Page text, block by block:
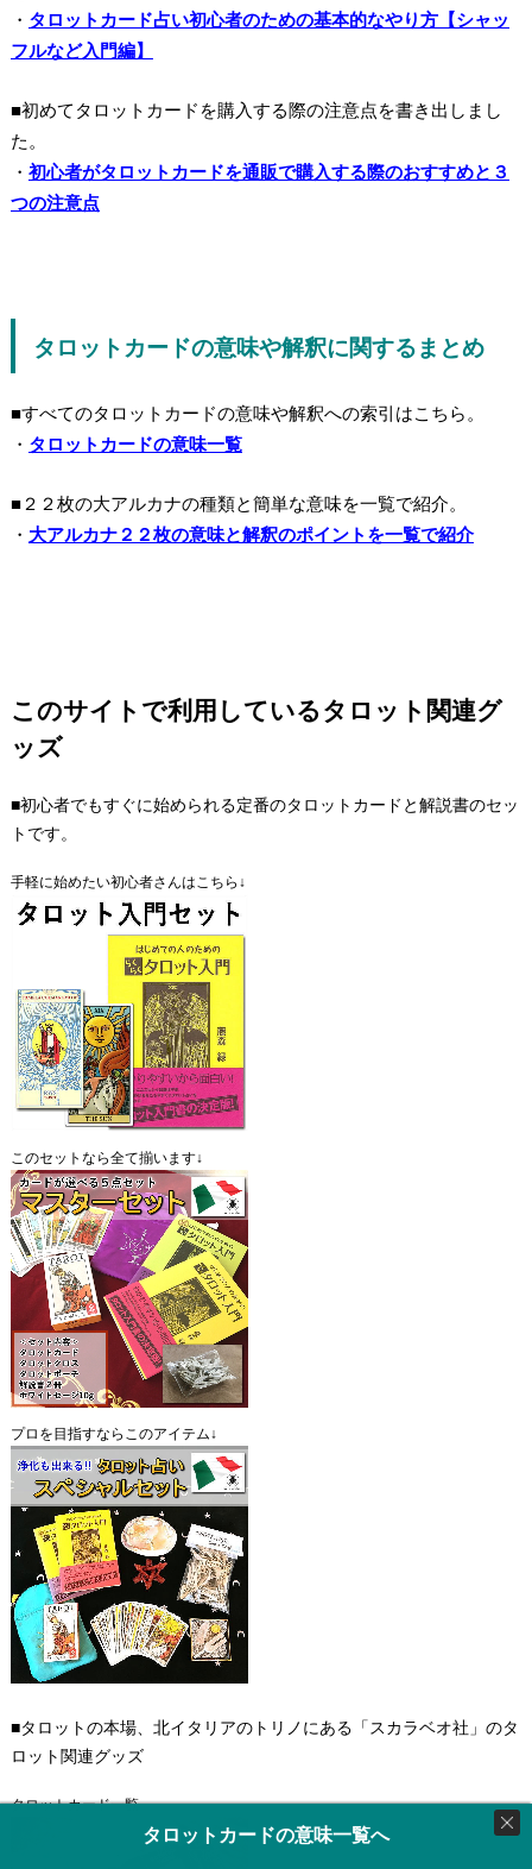
・ タロットカード占い初心者のための基本的なやり方【シャッ
フルなど入門編】
■初めてタロットカードを購入する際の注意点を書き出しまし
た。
・ 初心者がタロットカードを通販で購入する際のおすすめと３
つの注意点
タロットカードの意味や解釈に関するまとめ
■すべてのタロットカードの意味や解釈への索引はこちら。
・ タロットカードの意味一覧
■２２枚の大アルカナの種類と簡単な意味を一覧で紹介。
・ 大アルカナ２２枚の意味と解釈のポイントを一覧で紹介
このサイトで利用しているタロット関連グ
ッズ
■初心者でもすぐに始められる定番のタロットカードと解説書のセッ
トです。
手軽に始めたい初心者さんはこちら↓
このセットなら全て揃います↓
プロを目指すならこのアイテム↓
■タロットの本場、北イタリアのトリノにある「スカラベオ社」のタ
ロット関連グッズ
タロットカード一覧
タロットカードの意味一覧へ